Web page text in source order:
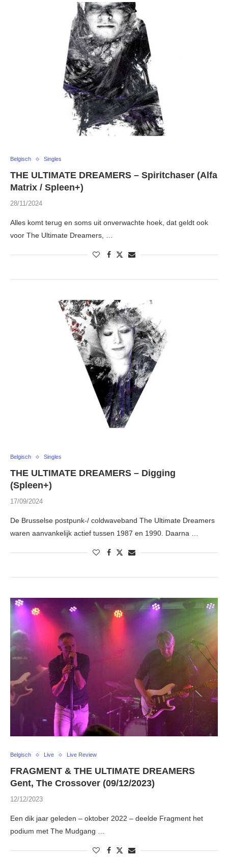
Belgisch Singles
THE ULTIMATE DREAMERS – Spiritchaser (Alfa
Matrix / Spleen+)
28/11/2024
Alles komt terug en soms uit onverwachte hoek, dat geldt ook
voor The Ultimate Dreamers, …
Belgisch Singles
THE ULTIMATE DREAMERS – Digging
(Spleen+)
17/09/2024
De Brusselse postpunk-/ coldwaveband The Ultimate Dreamers
waren aanvankelijk actief tussen 1987 en 1990. Daarna …
Belgisch Live Live Review
FRAGMENT & THE ULTIMATE DREAMERS
Gent, The Crossover (09/12/2023)
12/12/2023
Een dik jaar geleden – oktober 2022 – deelde Fragment het
podium met The Mudgang …